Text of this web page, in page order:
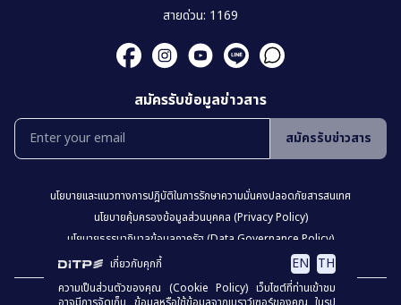
เกี่ยวกับคุกกี้ EN TH
ความเป็นส่วนตัวของคุณ (Cookie Policy) เว็บไซต์ที่ท่านเข้าชม
สายด่วน: 1169
สมัครรับข้อมูลข่าวสาร
สมัครรับข่าวสาร
นโยบายเเละเเนวทางการปฎิบัติในการรักษาความมั่นคงปลอดภัยสารสนเทศ
นโยบายคุ้มครองข้อมูลส่วนบุคคล (Privacy Policy)
นโยบายธรรมาภิบาลข้อมูลภาครัฐ (Data Governance Policy)
นโยบายเว็บไซต์ (Website Policy)
การปฏิเสธความรับผิด (Disclaimer)